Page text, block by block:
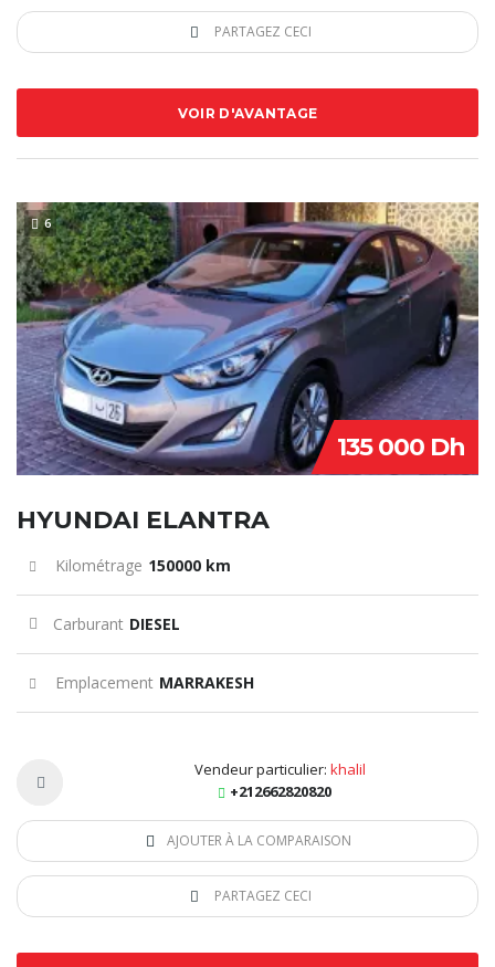
PARTAGEZ CECI
VOIR D'AVANTAGE
6
135 000 Dh
HYUNDAI ELANTRA
Kilométrage 150000 km
Carburant DIESEL
Emplacement MARRAKESH
Vendeur particulier: khalil
+212662820820
AJOUTER À LA COMPARAISON
PARTAGEZ CECI